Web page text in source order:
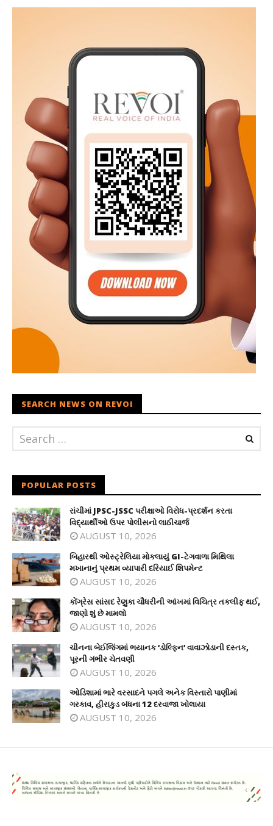
SEARCH NEWS ON REVOI
POPULAR POSTS
રાંચીમાં JPSC-JSSC પરીક્ષાઓ વિરોધ-પ્રદર્શન કરતા
વિદ્યાર્થીઓ ઉપર પોલીસનો લાઠીચાર્જ
AUGUST 10, 2026
બિહારથી ઓસ્ટ્રેલિયા મોકલાયું GI-ટેગવાળા મિથિલા
મખાનાનું પ્રથમ વ્યાપારી દરિયાઈ શિપમેન્ટ
AUGUST 10, 2026
કોંગ્રેસ સાંસદ રેણુકા ચૌધરીની આંખમાં વિચિત્ર તકલીફ થઈ,
જાણો શું છે મામલો
AUGUST 10, 2026
ચીનના બેઈજિંગમાં ભયાનક ‘ડોલ્ફિન’ વાવાઝોડાની દસ્તક,
પૂરની ગંભીર ચેતવણી
AUGUST 10, 2026
ઓડિશામાં ભારે વરસાદને પગલે અનેક વિસ્તારો પાણીમાં
ગરકાવ, હીરાકુડ બંધના 12 દરવાજા ખોલાયા
AUGUST 10, 2026